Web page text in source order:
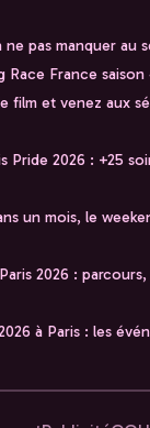
pas manquer au
Race France saison
film et venez aux
Pride 2026 : +25
un mois, le
2026 :
à Paris : les